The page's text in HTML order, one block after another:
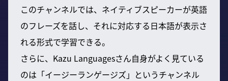
このチャンネルでは、ネイティブスピーカーが英語
のフレーズを話し、それに対応する日本語が表示さ
れる形式で学習できる。
さらに、Kazu Languagesさん自身がよく見ている
のは「イージーランゲージズ」というチャンネル